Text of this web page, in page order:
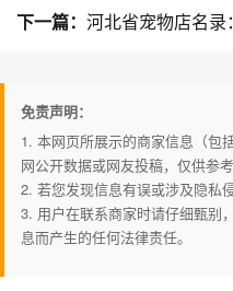
下一篇： 河北省宠物店名
免责声明：
1. 本网页所展示的商家信息（包
网公开数据或网友投稿，仅供参
2. 若您发现信息有误或涉及隐私
3. 用户在联系商家时请仔细甄别
息而产生的任何法律责任。